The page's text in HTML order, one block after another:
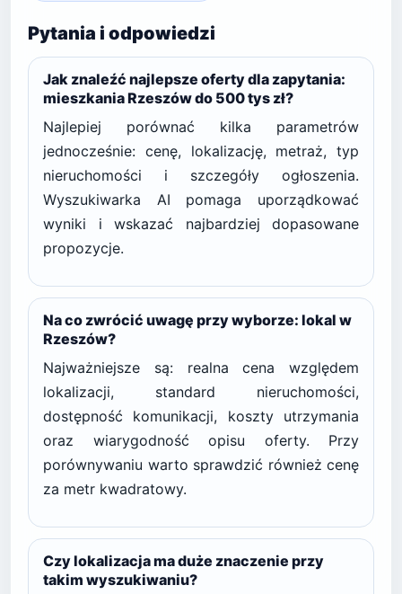
Pytania i odpowiedzi
Jak znaleźć najlepsze oferty dla zapytania:
mieszkania Rzeszów do 500 tys zł?
Najlepiej porównać kilka parametrów
jednocześnie: cenę, lokalizację, metraż, typ
nieruchomości i szczegóły ogłoszenia.
Wyszukiwarka AI pomaga uporządkować
wyniki i wskazać najbardziej dopasowane
propozycje.
Na co zwrócić uwagę przy wyborze: lokal w
Rzeszów?
Najważniejsze są: realna cena względem
lokalizacji, standard nieruchomości,
dostępność komunikacji, koszty utrzymania
oraz wiarygodność opisu oferty. Przy
porównywaniu warto sprawdzić również cenę
za metr kwadratowy.
Czy lokalizacja ma duże znaczenie przy
takim wyszukiwaniu?